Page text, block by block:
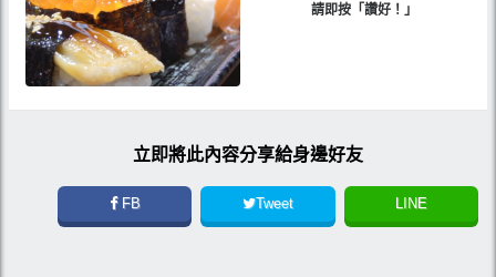
請即按「讚好！」
立即將此內容分享給身邊好友
FB Tweet LINE